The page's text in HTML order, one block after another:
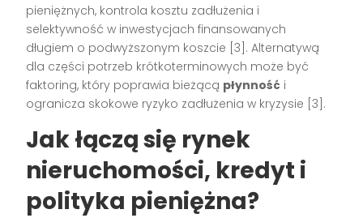
pieniężnych, kontrola kosztu zadłużenia i
selektywność w inwestycjach finansowanych
długiem o podwyższonym koszcie [3]. Alternatywą
dla części potrzeb krótkoterminowych może być
faktoring, który poprawia bieżącą płynność i
ogranicza skokowe ryzyko zadłużenia w kryzysie [3].
Jak łączą się rynek
nieruchomości, kredyt i
polityka pieniężna?